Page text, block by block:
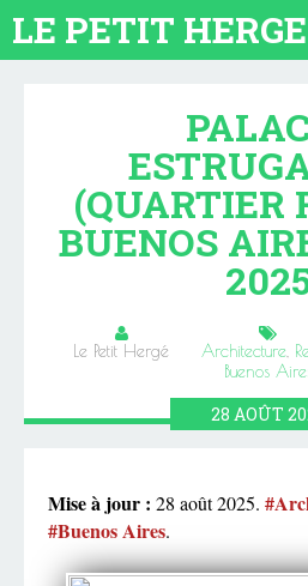
(QUARTIER
BUENOS
Le Petit Hergé Architecture,
Buenos
28 AOÛT
Mise à jour : 28 août 2025.
#Buenos Aires.